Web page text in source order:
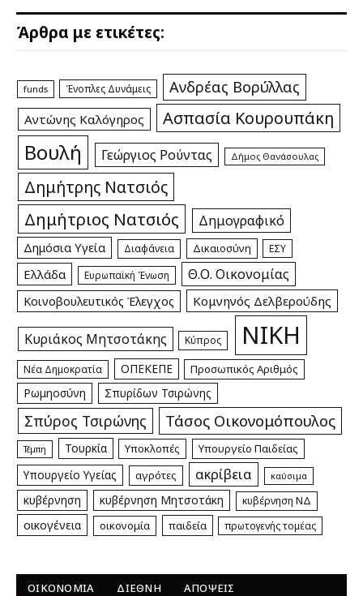
Άρθρα με ετικέτες:
funds Ένοπλες Δυνάμεις Ανδρέας Βορύλλας
Αντώνης Καλόγηρος Ασπασία Κουρουπάκη
Βουλή Γεώργιος Ρούντας Δήμος Θανάσουλας
Δημήτρης Νατσιός
Δημήτριος Νατσιός Δημογραφικό
Δημόσια Υγεία Διαφάνεια Δικαιοσύνη ΕΣΥ
Ελλάδα Ευρωπαϊκή Ένωση Θ.Ο. Οικονομίας
Κοινοβουλευτικός Έλεγχος Κομνηνός Δελβερούδης
Κυριάκος Μητσοτάκης Κύπρος ΝΙΚΗ
Νέα Δημοκρατία ΟΠΕΚΕΠΕ Προσωπικός Αριθμός
Ρωμηοσύνη Σπυρίδων Τσιρώνης
Σπύρος Τσιρώνης Τάσος Οικονομόπουλος
Τέμπη Τουρκία Υποκλοπές Υπουργείο Παιδείας
Υπουργείο Υγείας αγρότες ακρίβεια καύσιμα
κυβέρνηση κυβέρνηση Μητσοτάκη κυβέρνηση ΝΔ
οικογένεια οικονομία παιδεία πρωτογενής τομέας
ΟΙΚΟΝΟΜΙΑ ΔΙΕΘΝΗ ΑΠΟΨΕΙΣ